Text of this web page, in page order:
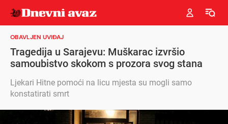
OBAVLJEN UVIĐAJ
Tragedija u Sarajevu: Muškarac izvršio
samoubistvo skokom s prozora svog stana
Ljekari Hitne pomoći na licu mjesta su mogli samo
konstatirati smrt